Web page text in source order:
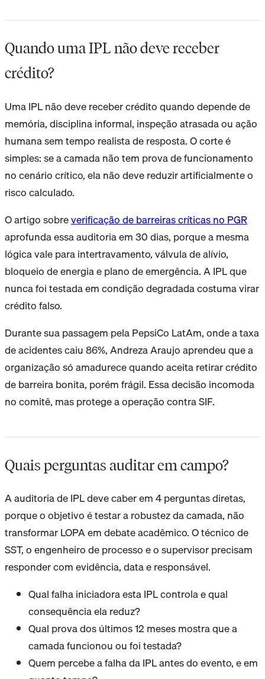
Quando uma IPL não deve receber
crédito?
Uma IPL não deve receber crédito quando depende de
memória, disciplina informal, inspeção atrasada ou ação
humana sem tempo realista de resposta. O corte é
simples: se a camada não tem prova de funcionamento
no cenário crítico, ela não deve reduzir artificialmente o
risco calculado.
O artigo sobreverificação de barreiras críticas no PGR
aprofunda essa auditoria em 30 dias, porque a mesma
lógica vale para intertravamento, válvula de alívio,
bloqueio de energia e plano de emergência. A IPL que
nunca foi testada em condição degradada costuma virar
crédito falso.
Durante sua passagem pela PepsiCo LatAm, onde a taxa
de acidentes caiu 86%, Andreza Araujo aprendeu que a
organização só amadurece quando aceita retirar crédito
de barreira bonita, porém frágil. Essa decisão incomoda
no comitê, mas protege a operação contra SIF.
Quais perguntas auditar em campo?
A auditoria de IPL deve caber em 4 perguntas diretas,
porque o objetivo é testar a robustez da camada, não
transformar LOPA em debate acadêmico. O técnico de
SST, o engenheiro de processo e o supervisor precisam
responder com evidência, data e responsável.
Qual falha iniciadora esta IPL controla e qual
consequência ela reduz?
Qual prova dos últimos 12 meses mostra que a
camada funcionou ou foi testada?
Quem percebe a falha da IPL antes do evento, e em